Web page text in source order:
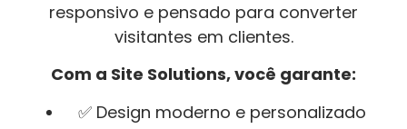
responsivo e pensado para converter
visitantes em clientes.
Com a Site Solutions, você garante:
✅ Design moderno e personalizado